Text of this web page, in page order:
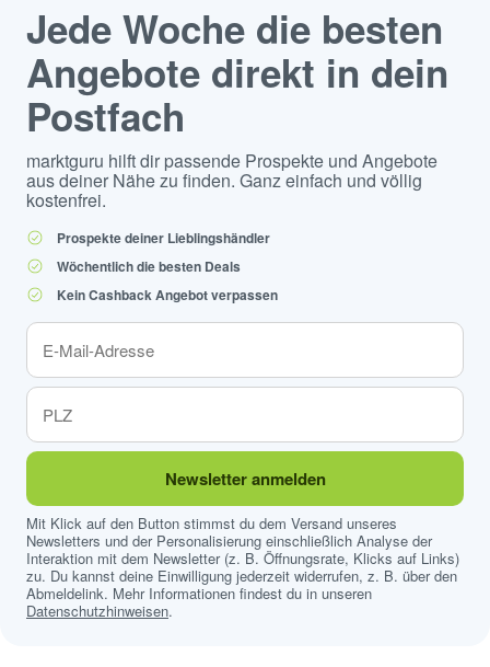
Jede Woche die besten
Angebote direkt in dein
Postfach
marktguru hilft dir passende Prospekte und Angebote
aus deiner Nähe zu finden. Ganz einfach und völlig
kostenfrei.
Prospekte deiner Lieblingshändler
Wöchentlich die besten Deals
Kein Cashback Angebot verpassen
Newsletter anmelden
Mit Klick auf den Button stimmst du dem Versand unseres
Newsletters und der Personalisierung einschließlich Analyse der
Interaktion mit dem Newsletter (z. B. Öffnungsrate, Klicks auf Links)
zu. Du kannst deine Einwilligung jederzeit widerrufen, z. B. über den
Abmeldelink. Mehr Informationen findest du in unseren
Datenschutzhinweisen.